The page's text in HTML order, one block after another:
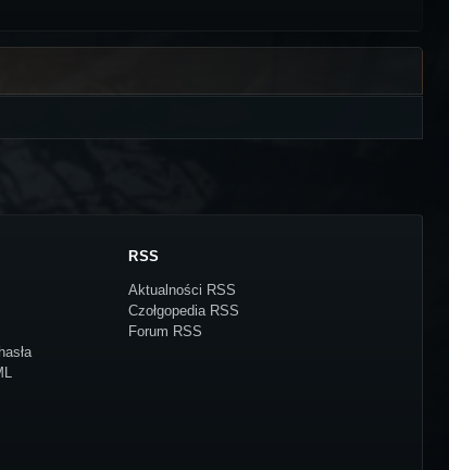
RSS
Aktualności RSS
Czołgopedia RSS
Forum RSS